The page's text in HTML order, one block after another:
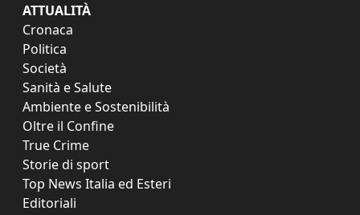
ATTUALITÀ
Cronaca
Politica
Società
Sanità e Salute
Ambiente e Sostenibilità
Oltre il Confine
True Crime
Storie di sport
Top News Italia ed Esteri
Editoriali